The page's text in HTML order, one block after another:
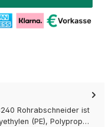
Rohrabschneider ist
(PE), Polyprop…